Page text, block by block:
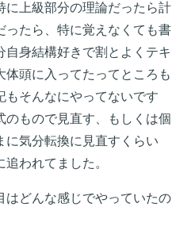
に上級部分の理論だったら計
ったら、特に覚えなくても書
自身結構好きで割とよくテキ
体頭に入ってたってところも
もそんなにやってないです
のもので見直す、もしくは個
に気分転換に見直すくらい
われてました。
はどんな感じでやっていたの